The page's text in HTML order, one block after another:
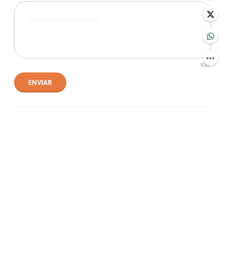
500
ENVIAR